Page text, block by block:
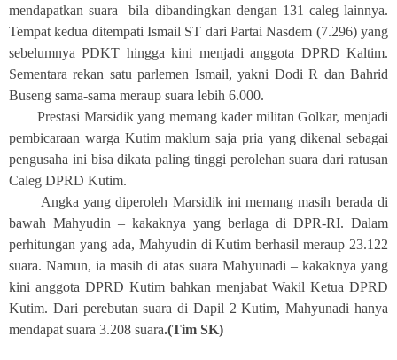
mendapatkan suara
bila dibandingkan dengan 131 caleg lainnya.
Tempat kedua ditempati Ismail ST dari Partai Nasdem (7.296) yang
sebelumnya PDKT hingga kini menjadi anggota DPRD Kaltim.
Sementara rekan satu parlemen Ismail, yakni Dodi R dan Bahrid
Buseng sama-sama meraup suara lebih 6.000.
Prestasi Marsidik yang memang kader militan Golkar, menjadi
pembicaraan warga Kutim maklum saja pria yang dikenal sebagai
pengusaha ini bisa dikata paling tinggi perolehan suara dari ratusan
Caleg DPRD Kutim.
Angka yang diperoleh Marsidik ini memang masih berada di
bawah Mahyudin – kakaknya yang berlaga di DPR-RI. Dalam
perhitungan yang ada, Mahyudin di Kutim berhasil meraup 23.122
suara. Namun, ia masih di atas suara Mahyunadi – kakaknya yang
kini anggota DPRD Kutim bahkan menjabat Wakil Ketua DPRD
Kutim. Dari perebutan suara di Dapil 2 Kutim, Mahyunadi hanya
mendapat suara 3.208 suara.(Tim SK)